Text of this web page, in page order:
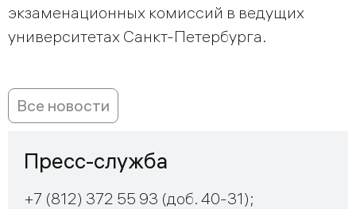
экзаменационных комиссий в ведущих
университетах Санкт-Петербурга.
Все новости
Пресс-служба
+7 (812) 372 55 93 (доб. 40-31);